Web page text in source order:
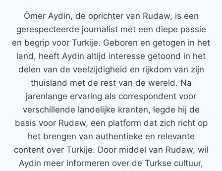
Ömer Aydin, de oprichter van Rudaw, is een
gerespecteerde journalist met een diepe passie
en begrip voor Turkije. Geboren en getogen in het
land, heeft Aydin altijd interesse getoond in het
delen van de veelzijdigheid en rijkdom van zijn
thuisland met de rest van de wereld. Na
jarenlange ervaring als correspondent voor
verschillende landelijke kranten, legde hij de
basis voor Rudaw, een platform dat zich richt op
het brengen van authentieke en relevante
content over Turkije. Door middel van Rudaw, wil
Aydin meer informeren over de Turkse cultuur,